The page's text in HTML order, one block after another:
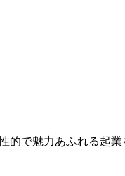
的で魅力あふれる起